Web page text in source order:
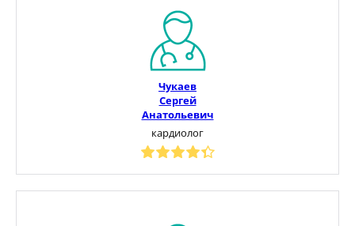
Чукаев
Сергей
Анатольевич
кардиолог